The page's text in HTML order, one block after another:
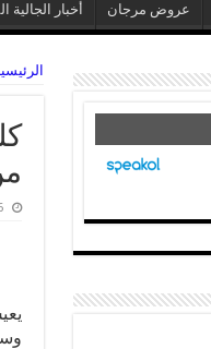
عروض مرجان أخبار الجالية